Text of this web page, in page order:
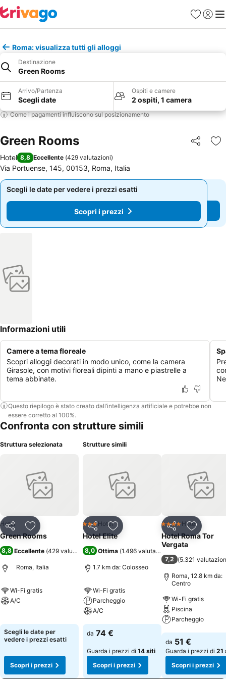
PreferitiAccedi
Roma: visualizza tutti gli alloggi
Destinazione
Green Rooms
Arrivo/Partenza
Scegli date
Ospiti e camere
2 ospiti, 1 camera
Come i pagamenti influiscono sul posizionamento
Green Rooms Condividi
Hotel 8,8 Eccellente (429 valutazioni)
Via Portuense, 145, 00153, Roma, Italia
Scegli le date per vedere i prezzi esatti
Scopri i prezzi
Scegli le date per vedere i prezzi esatti
Scopri i prezzi
Informazioni utili
Camere a tema floreale
Scopri alloggi decorati in modo unico, come la camera
Girasole, con motivi floreali dipinti a mano e piastrelle a
tema abbinate.
Questo riepilogo è stato creato dall’intelligenza artificiale e potrebbe non
essere corretto al 100%.
Confronta con strutture simili
Struttura selezionata
CondividiAggiungi ai preferiti
Hotel
Green Rooms
8,8 Eccellente (429 valutazioni)
Roma, Italia
Wi-Fi gratis
A/C
Scegli le date per
vedere i prezzi esatti
Scopri i prezzi
Strutture simili
CondividiAggiungi ai preferiti
3 StelleHotel
Hotel Elite
8,0 Ottima (1.496 valutazioni
1.7 km da: Colosseo
Wi-Fi gratis
Parcheggio
A/C
Scopri i prezzi
da 74 €
Guarda i prezzi di 14 siti
Scopri i prezzi
Condividi
4 StelleHotel
Hotel Roma Tor
Vergata
7,2 (5.321
Roma, 12.8 km da:
Centro
Wi-Fi gratis
Piscina
Parcheggio
Scopri i prezzi
da 51 €
Guarda i prezzi di 21
Scopri i prezzi